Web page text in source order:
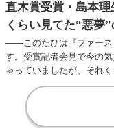
直木賞受賞・島本
くらい見てた“悪夢”
――このたびは『ファース
す。受賞記者会見で今の
ゃっていましたが、それ
なのかな、と。島本 …